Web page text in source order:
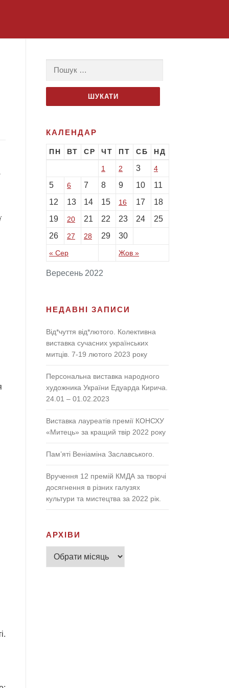
КАЛЕНДАР
Вересень 2022
ПН ВТ СР ЧТ ПТ СБ НД
« Сер Жов »
1 2 3 4
5 6 7 8 9 10
11
12
13 14 15 16 17
18
19
20 21 22 23 24
25
26
27 28 29 30
НЕДАВНІ ЗАПИСИ
Від*чуття від*лютого. Колективна
виставка сучасних українських
митців. 7-19 лютого 2023 року
Персональна виставка народного
художника України Едуарда Кирича.
24.01 – 01.02.2023
Виставка лауреатів премії КОНСХУ
«Митець» за кращий твір 2022 року
Пам’яті Веніаміна Заславського.
Вручення 12 премій КМДА за творчі
досягнення в різних галузях
культури та мистецтва за 2022 рік.
АРХІВИ
Архіви